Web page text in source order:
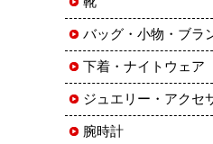
バッグ・小物・ブラ
下着・ナイトウェア
ジュエリー・アクセ
腕時計